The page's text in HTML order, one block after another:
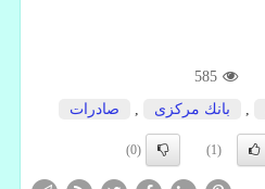
585
بانك مركزی صادرات
(1)
(0)